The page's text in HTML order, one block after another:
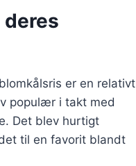
er en relativt
populær i takt med
Det blev hurtigt
til en favorit blandt